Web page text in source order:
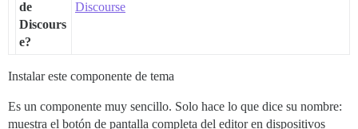
de
Discours
e?
Discourse
Instalar este componente de tema
Es un componente muy sencillo. Solo hace lo que dice su nombre:
muestra el botón de pantalla completa del editor en dispositivos